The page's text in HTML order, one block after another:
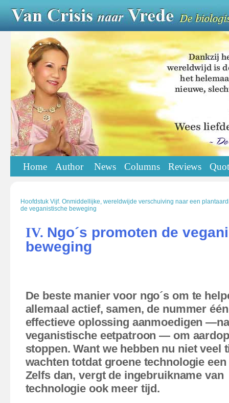
Home Author News Columns Reviews
Hoofdstuk Vijf. Onmiddellijke, wereldwijde verschuiving naar een
de veganistische beweging
IV. Ngo´s promoten de
beweging
De beste manier voor ngo´s om te
allemaal actief, samen, de nummer
effectieve oplossing aanmoedigen
veganistische eetpatroon — om
stoppen. Want we hebben nu niet veel
wachten totdat groene technologie
Zelfs dan, vergt de ingebruikname van
technologie ook meer tijd.